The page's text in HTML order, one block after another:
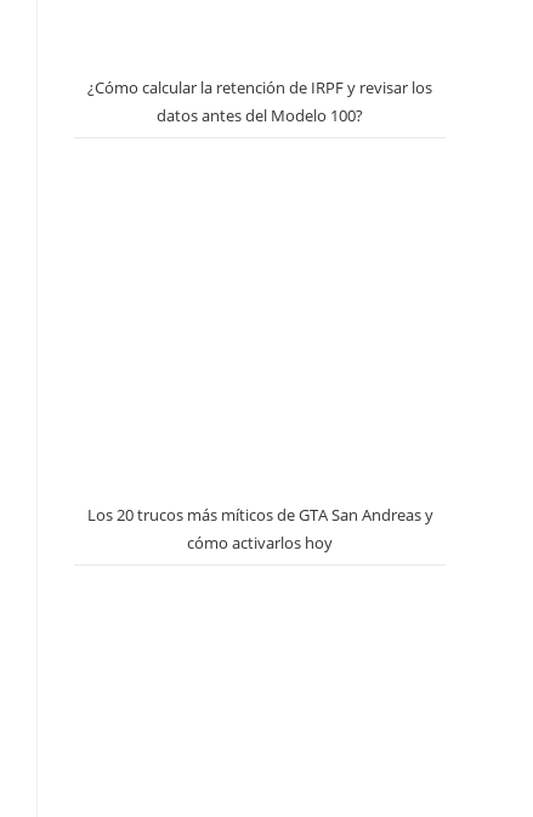
¿Cómo calcular la retención de IRPF y revisar los
datos antes del Modelo 100?
Los 20 trucos más míticos de GTA San Andreas y
cómo activarlos hoy